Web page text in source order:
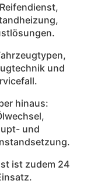
und
hinaus:
und
ist zudem 24